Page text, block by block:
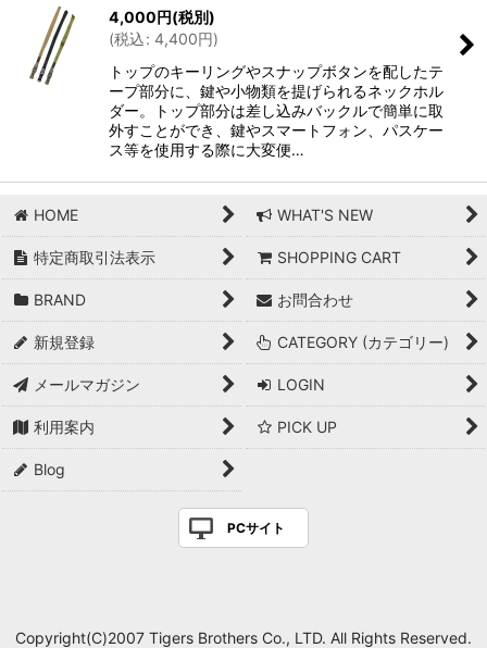
4,000円(税別)
(税込: 4,400円)
トップのキーリングやスナップボタンを配したテ
ープ部分に、鍵や小物類を提げられるネックホル
ダー。トップ部分は差し込みバックルで簡単に取
外すことができ、鍵やスマートフォン、パスケー
ス等を使用する際に大変便…
HOME WHAT'S NEW
特定商取引法表示 SHOPPING CART
BRAND お問合わせ
新規登録 CATEGORY (カテゴリー)
メールマガジン LOGIN
利用案内 PICK UP
Blog
PCサイト
Copyright(C)2007 Tigers Brothers Co., LTD. All Rights Reserved.